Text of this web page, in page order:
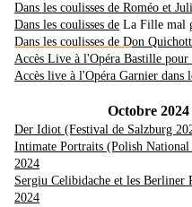
Dans les coulisses de Roméo et
Dans les coulisses de La Fille mal
Dans les coulisses de Don
Accès Live à l'Opéra Bastille pour
Accès live à l'Opéra Garnier dans
Octobre 2024
Der Idiot (Festival de Salzburg
Intimate Portraits (Polish
2024
Sergiu Celibidache et les Berliner
2024